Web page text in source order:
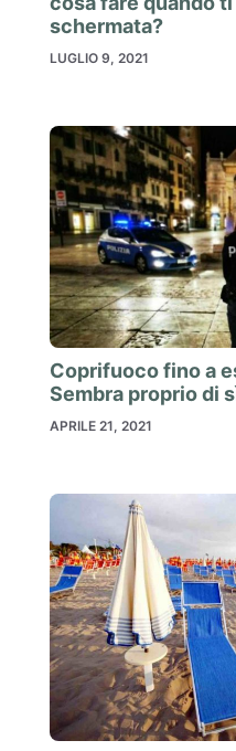
schermata?
LUGLIO 9, 2021
Coprifuoco fino a
Sembra proprio di
APRILE 21, 2021